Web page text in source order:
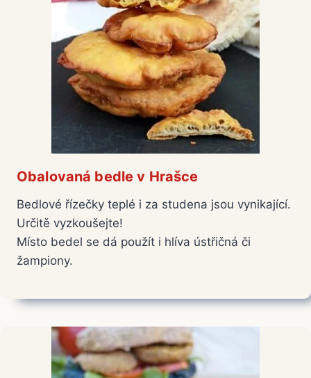
Obalovaná bedle v Hrašce
Bedlové řízečky teplé i za studena jsou vynikající.
Určitě vyzkoušejte!
Místo bedel se dá použít i hlíva ústřičná či
žampiony.